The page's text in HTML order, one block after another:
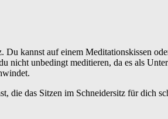
Du kannst auf einem Meditationskissen
nicht unbedingt meditieren, da es als
die das Sitzen im Schneidersitz für dich